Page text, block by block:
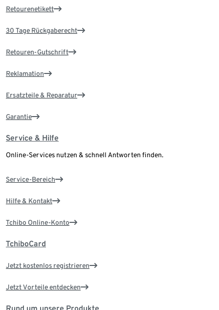
Retourenetikett
30 Tage Rückgaberecht
Retouren-Gutschrift
Reklamation
Ersatzteile & Reparatur
Garantie
Service & Hilfe
Online-Services nutzen & schnell Antworten finden.
Service-Bereich
Hilfe & Kontakt
Tchibo Online-Konto
TchiboCard
Jetzt kostenlos registrieren
Jetzt Vorteile entdecken